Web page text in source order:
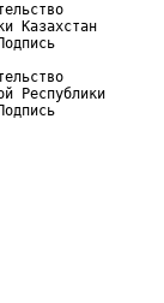
Казахстан
Республики